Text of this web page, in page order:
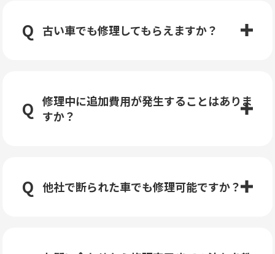
古い車でも修理してもらえますか？
修理中に追加費用が発生することはありま
すか？
他社で断られた車でも修理可能ですか？